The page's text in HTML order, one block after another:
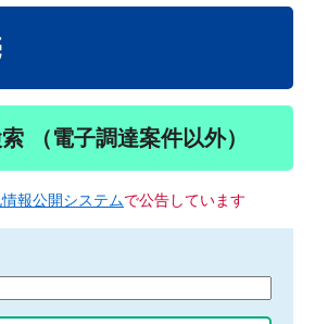
（電子調達案件以外）
情報公開システムで公告しています